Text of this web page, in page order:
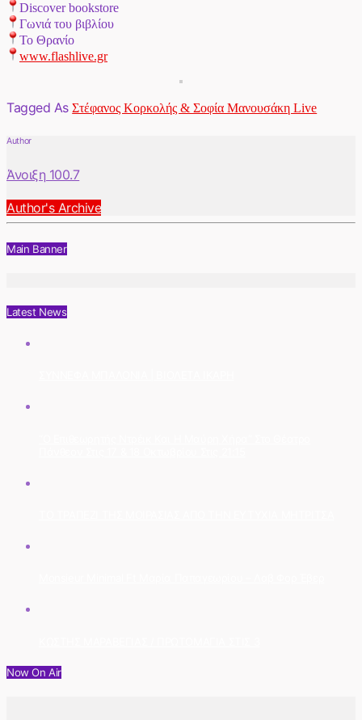
Discover bookstore
Γωνιά του βιβλίου
Το Θρανίο
www.flashlive.gr
Tagged AsΣτέφανος Κορκολής & Σοφία Μανουσάκη Live
Author
Άνοιξη 100.7
Author's Archive
Main Banner
Latest News
Now On Air